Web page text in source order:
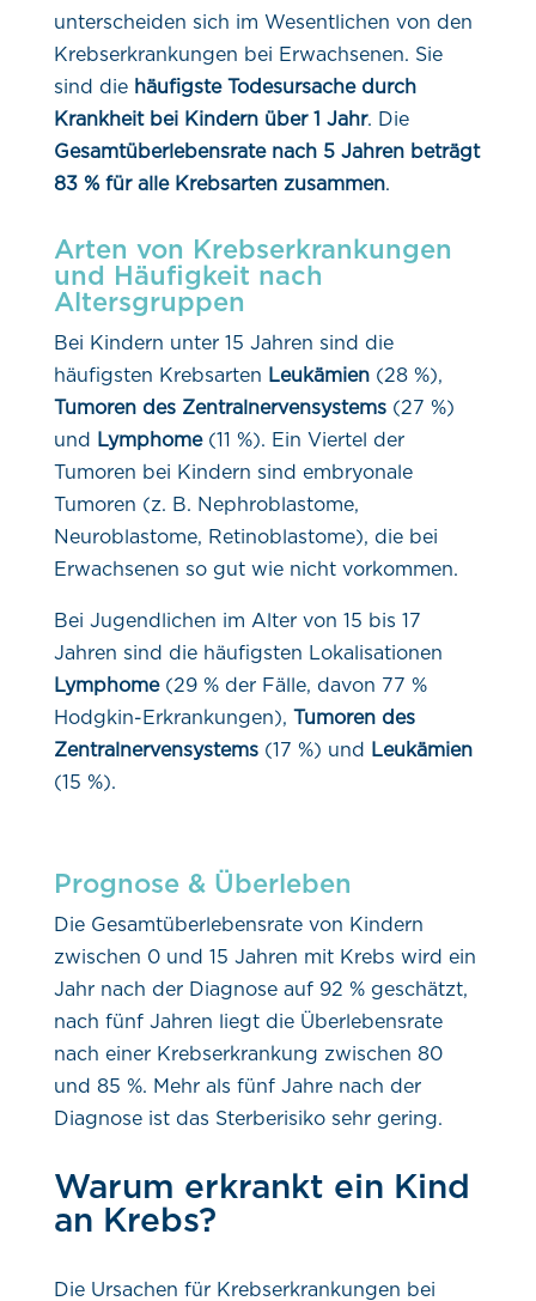
unterscheiden sich im Wesentlichen von den
Krebserkrankungen bei Erwachsenen. Sie
sind die häufigste Todesursache durch
Krankheit bei Kindern über 1 Jahr. Die
Gesamtüberlebensrate nach 5 Jahren beträgt
83 % für alle Krebsarten zusammen.
Arten von Krebserkrankungen
und Häufigkeit nach
Altersgruppen
Bei Kindern unter 15 Jahren sind die
häufigsten Krebsarten Leukämien(28 %),
Tumoren des Zentralnervensystems(27 %)
und
Lymphome (11 %). Ein Viertel der
Tumoren bei Kindern sind embryonale
Tumoren (z. B. Nephroblastome,
Neuroblastome, Retinoblastome), die bei
Erwachsenen so gut wie nicht vorkommen.
Bei Jugendlichen im Alter von 15 bis 17
Jahren sind die häufigsten Lokalisationen
Lymphome(29 % der Fälle, davon 77 %
Hodgkin-Erkrankungen), Tumoren des
Zentralnervensystems(17 %) und
Leukämien
(15 %).
Prognose & Überleben
Die Gesamtüberlebensrate von Kindern
zwischen 0 und 15 Jahren mit Krebs wird ein
Jahr nach der Diagnose auf 92 % geschätzt,
nach fünf Jahren liegt die Überlebensrate
nach einer Krebserkrankung zwischen 80
und 85 %. Mehr als fünf Jahre nach der
Diagnose ist das Sterberisiko sehr gering.
Warum erkrankt ein Kind
an Krebs?
Die Ursachen für Krebserkrankungen bei